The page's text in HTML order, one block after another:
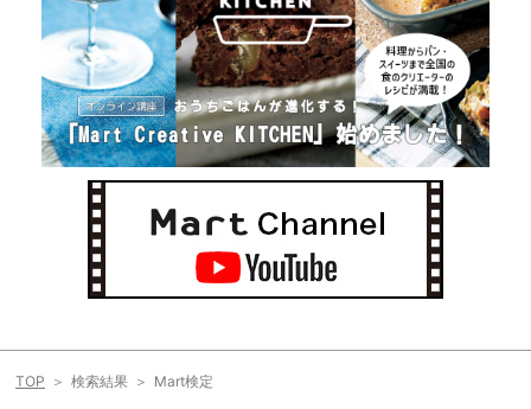
TOP 検索結果 Mart検定